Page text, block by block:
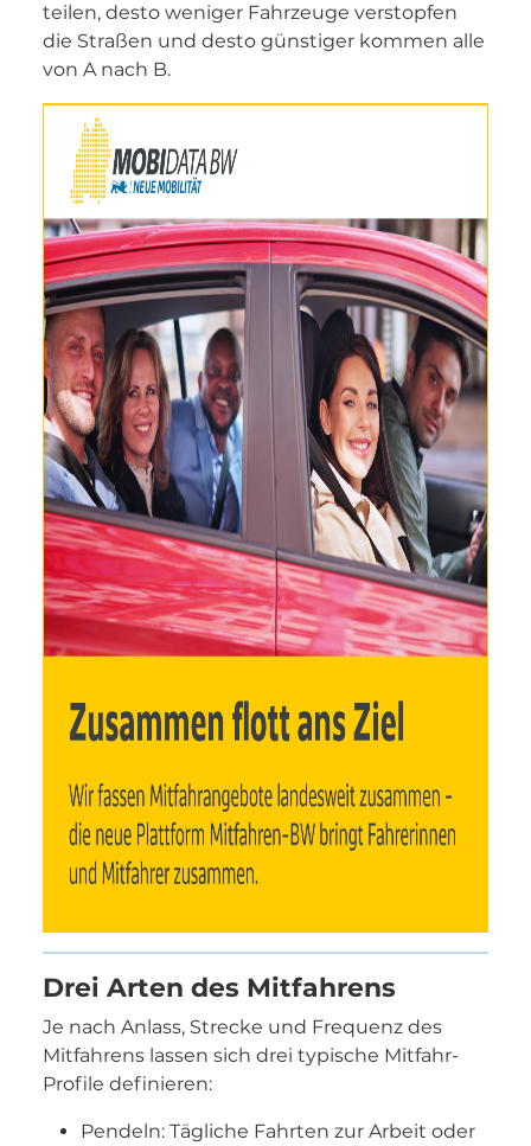
teilen, desto weniger Fahrzeuge verstopfen
die Straßen und desto günstiger kommen alle
von A nach B.
Drei Arten des Mitfahrens
Je nach Anlass, Strecke und Frequenz des
Mitfahrens lassen sich drei typische Mitfahr-
Profile definieren:
Pendeln: Tägliche Fahrten zur Arbeit oder